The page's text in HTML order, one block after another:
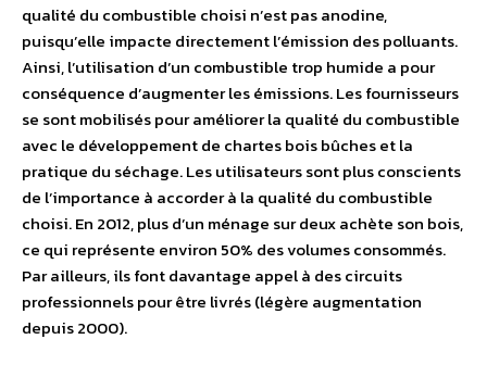
qualité du combustible choisi n’est pas anodine,
puisqu’elle impacte directement l’émission des polluants.
Ainsi, l’utilisation d’un combustible trop humide a pour
conséquence d’augmenter les émissions. Les fournisseurs
se sont mobilisés pour améliorer la qualité du combustible
avec le développement de chartes bois bûches et la
pratique du séchage. Les utilisateurs sont plus conscients
de l’importance à accorder à la qualité du combustible
choisi. En 2012, plus d’un ménage sur deux achète son bois,
ce qui représente environ 50% des volumes consommés.
Par ailleurs, ils font davantage appel à des circuits
professionnels pour être livrés (légère augmentation
depuis 2000).